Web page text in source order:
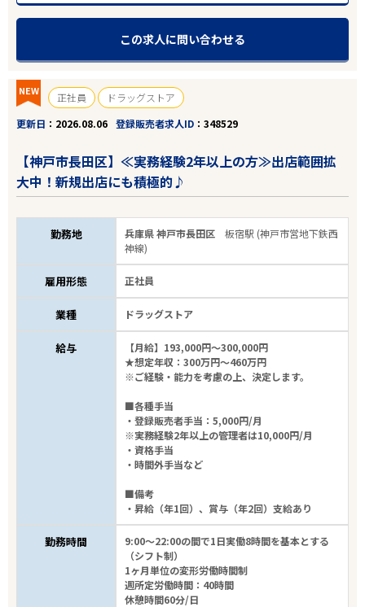
この求人に問い合わせる
NEW 正社員
ドラッグストア
更新日
2026.08.06 登録販売者求人ID 348529
【神戸市長田区】≪実務経験2年以上の方≫出店範囲拡
大中！新規出店にも積極的♪
勤務地 兵庫県 神戸市長田区板宿駅 (神戸市営地下鉄西
神線)
雇用形態 正社員
業種 ドラッグストア
給与
【月給】193,000円～300,000円
★想定年収：300万円～460万円
※ご経験・能力を考慮の上、決定します。
■各種手当
・登録販売者手当：5,000円/月
※実務経験2年以上の管理者は10,000円/月
・資格手当
・時間外手当など
■備考
・昇給（年1回）、賞与（年2回）支給あり
勤務時間
9:00～22:00の間で1日実働8時間を基本とする
（シフト制）
1ヶ月単位の変形労働時間制
週所定労働時間：40時間
休憩時間60分/日